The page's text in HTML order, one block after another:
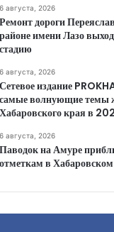
6 августа, 2026
Ремонт дороги
районе имени Лазо
стадию
6 августа, 2026
Сетевое издание
самые волнующие темы
Хабаровского края в
6 августа, 2026
Паводок на Амуре
отметкам в